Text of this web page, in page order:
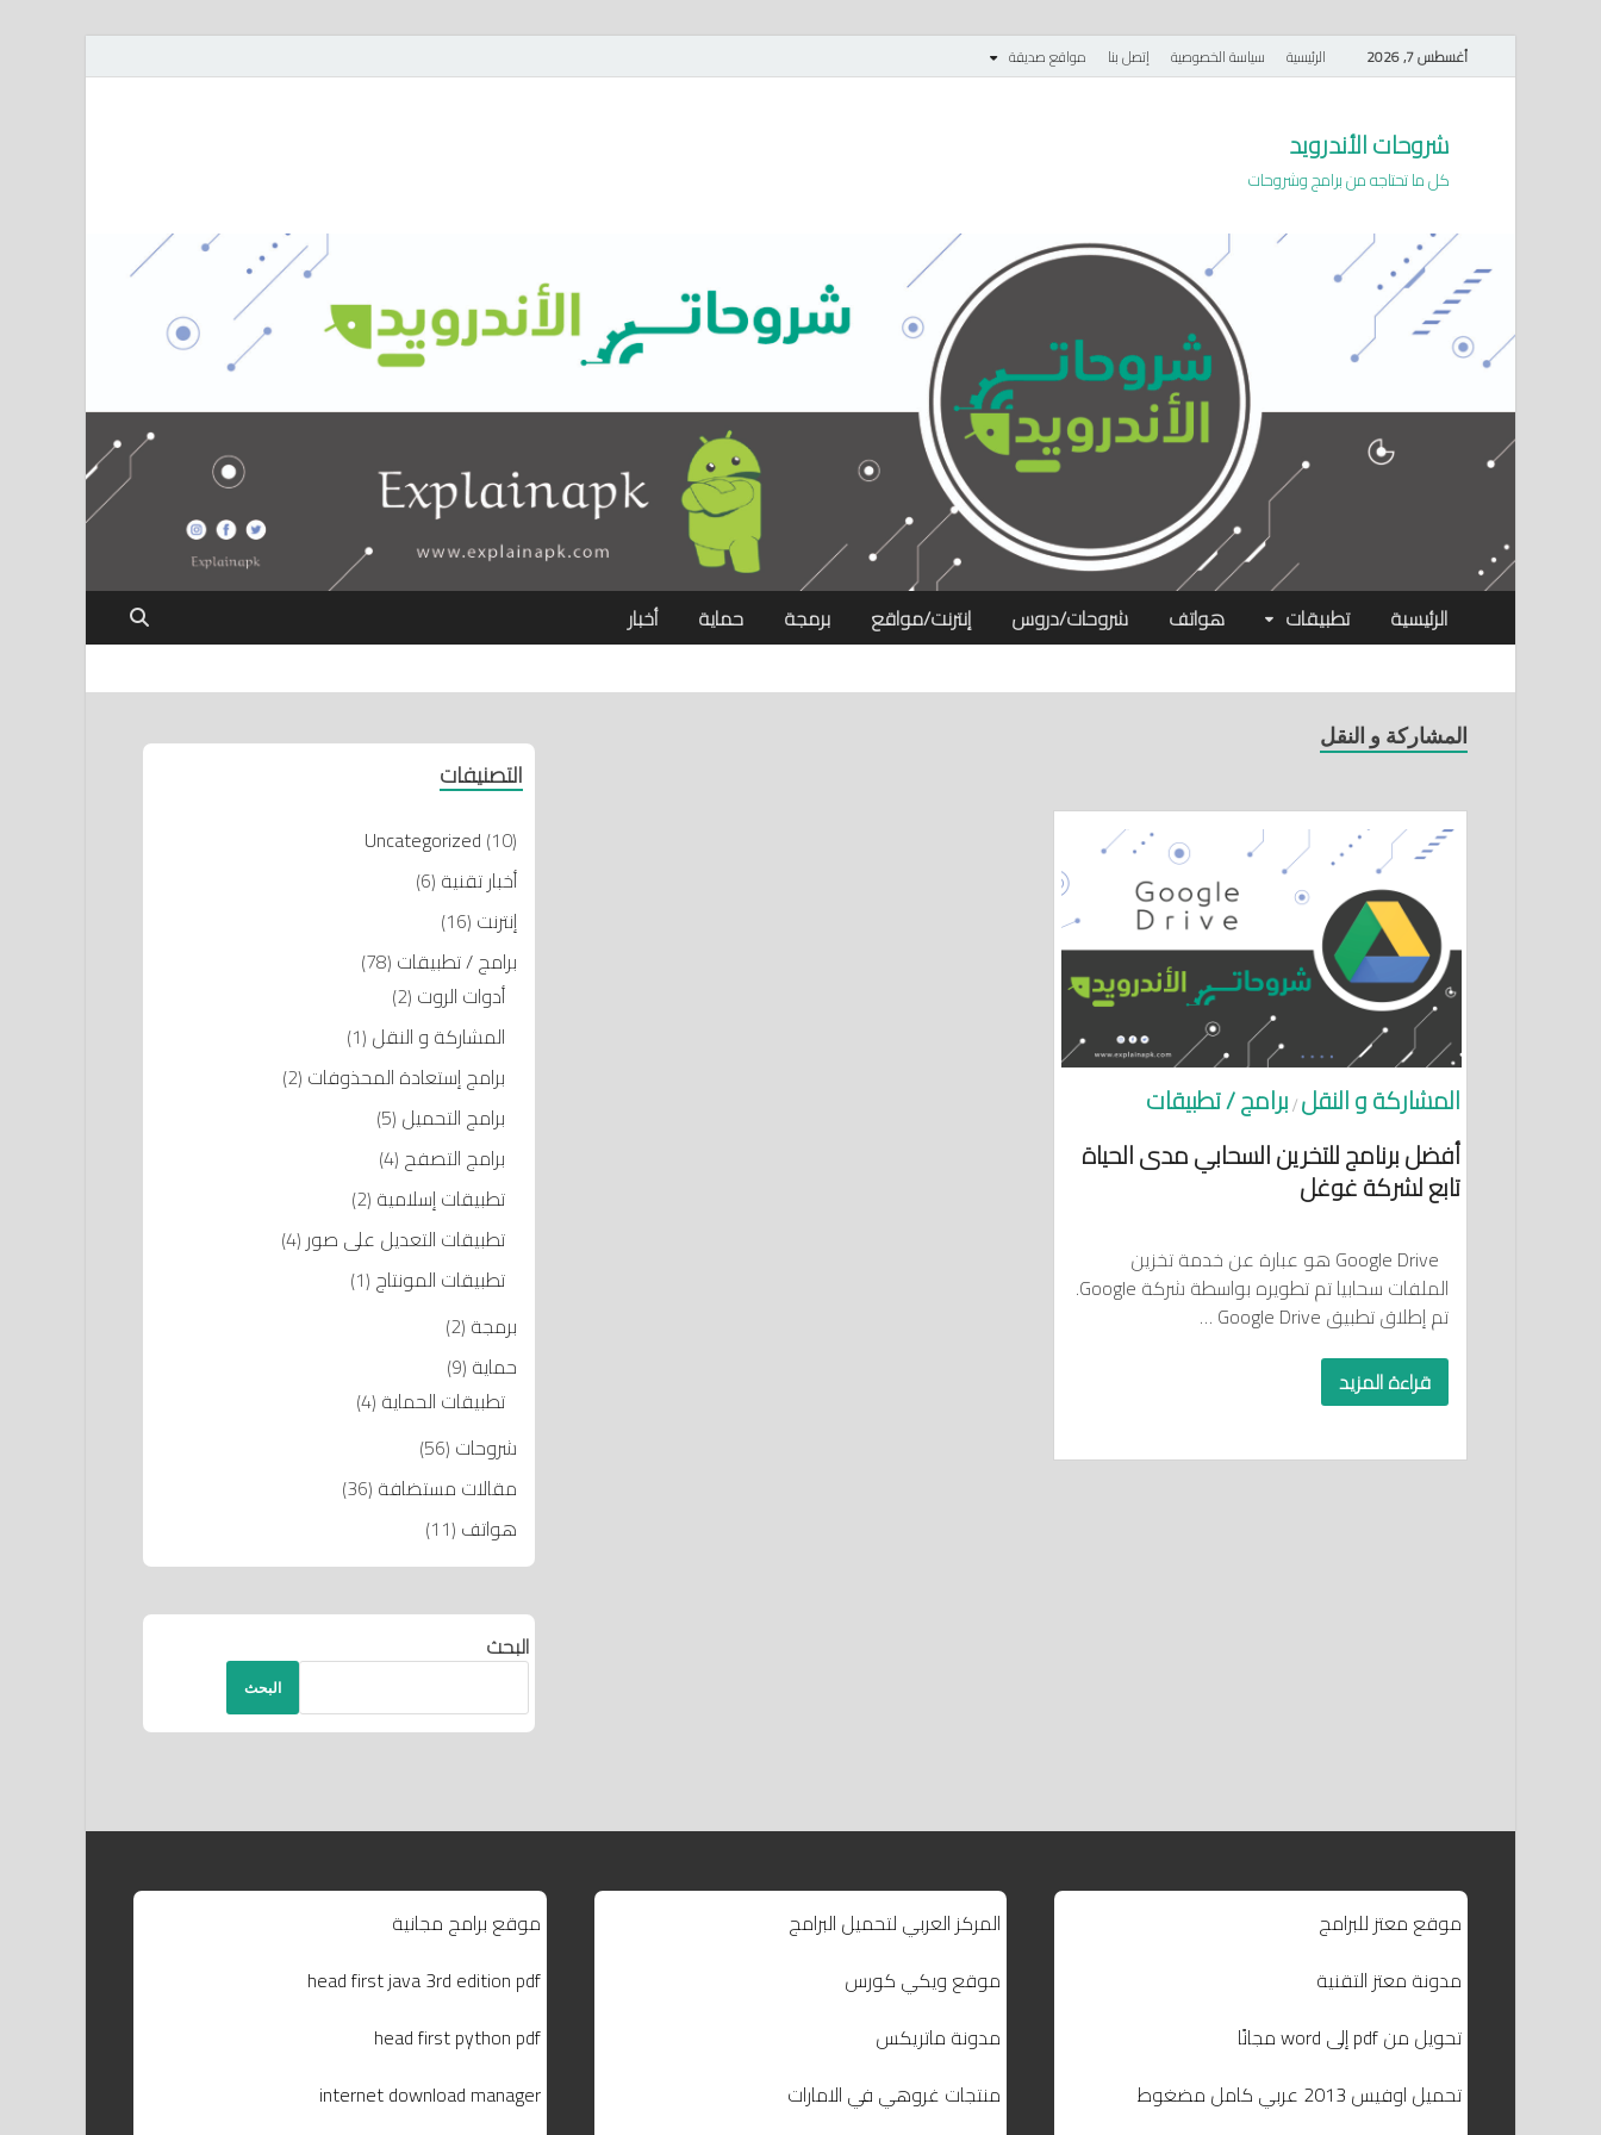
أغسطس 7, 2026 الرئيسية سياسة الخصوصية إتصل بنا مواقع صديقة
شروحات الأندرويد
كل ما تحتاجه من برامج وشروحات
الرئيسية تطبيقات هواتف شروحات/دروس إنترنت/مواقع برمجة حماية أخبار
المشاركة و النقل
المشاركة و النقل / برامج / تطبيقات
أفضل برنامج للتخرين السحابي مدى الحياة
تابع لشركة غوغل
Google Drive هو عبارة عن خدمة تخزين
الملفات سحابيا تم تطويره بواسطة شركة Google.
تم إطلاق تطبيق Google Drive …
قراءة المزيد
التصنيفات
Uncategorized (10)
أخبار تقنية (6)
إنترنت (16)
برامج / تطبيقات (78)
أدوات الروت (2)
المشاركة و النقل (1)
برامج إستعادة المحذوفات (2)
برامج التحميل (5)
برامج التصفح (4)
تطبيقات إسلامية (2)
تطبيقات التعديل على صور (4)
تطبيقات المونتاج (1)
برمجة (2)
حماية (9)
تطبيقات الحماية (4)
شروحات (56)
مقالات مستضافة (36)
هواتف (11)
البحث
البحث
موقع معتز للبرامج
مدونة معتز التقنية
تحويل من pdf إلى word مجانًا
تحميل اوفيس 2013 عربي كامل مضغوط
المركز العربي لتحميل البرامج
موقع ويكي كورس
مدونة ماتريكس
منتجات غروهي في الامارات
موقع برامج مجانية
head first java 3rd edition pdf
head first python pdf
internet download manager